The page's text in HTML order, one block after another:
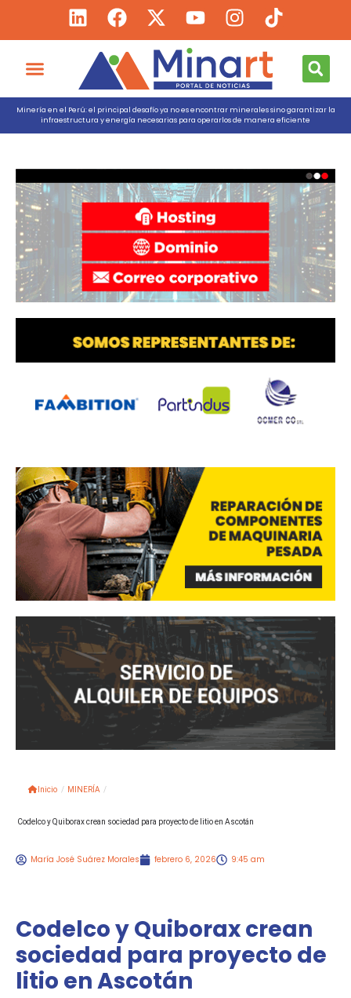
Minería en el Perú: el principal desafío ya no es encontrar minerales sino garantizar la
infraestructura y energía necesarias para operarlos de manera eficiente
Inicio / MINERÍA /
Codelco y Quiborax crean sociedad para proyecto de litio en Ascotán
María José Suárez Morales febrero 6, 2026 9:45 am
Codelco y Quiborax crean
sociedad para proyecto de
litio en Ascotán